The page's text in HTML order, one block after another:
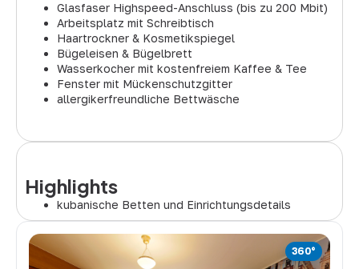
Glasfaser Highspeed-Anschluss (bis zu 200 Mbit)
Arbeitsplatz mit Schreibtisch
Haartrockner & Kosmetikspiegel
Bügeleisen & Bügelbrett
Wasserkocher mit kostenfreiem Kaffee & Tee
Fenster mit Mückenschutzgitter
allergikerfreundliche Bettwäsche
kubanische Betten und Einrichtungsdetails
Highlights